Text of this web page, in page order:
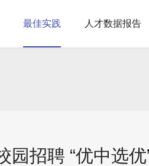
最佳实践 人才数据报告
园招聘 “优中选优